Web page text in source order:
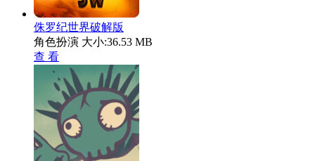
侏罗纪世界破解版
角色扮演 大小:36.53 MB
查 看